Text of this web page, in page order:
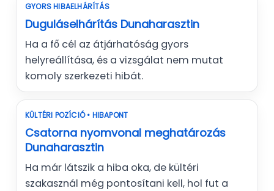
GYORS HIBAELHÁRÍTÁS
Duguláselhárítás Dunaharasztin
Ha a fő cél az átjárhatóság gyors
helyreállítása, és a vizsgálat nem mutat
komoly szerkezeti hibát.
KÜLTÉRI POZÍCIÓ • HIBAPONT
Csatorna nyomvonal meghatározás
Dunaharasztin
Ha már látszik a hiba oka, de kültéri
szakasznál még pontosítani kell, hol fut a